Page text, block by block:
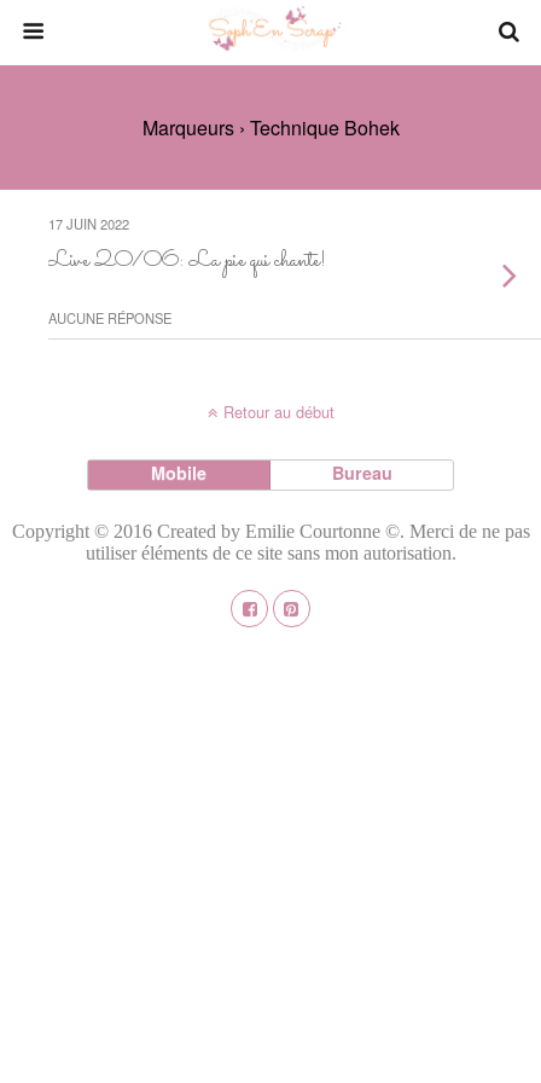
Marqueurs › Technique Bohek
17 JUIN 2022
Live 20/06: La pie qui chante!
AUCUNE RÉPONSE
Retour au début
Mobile Bureau
Copyright © 2016 Created by Emilie Courtonne ©. Merci de ne pas
utiliser éléments de ce site sans mon autorisation.